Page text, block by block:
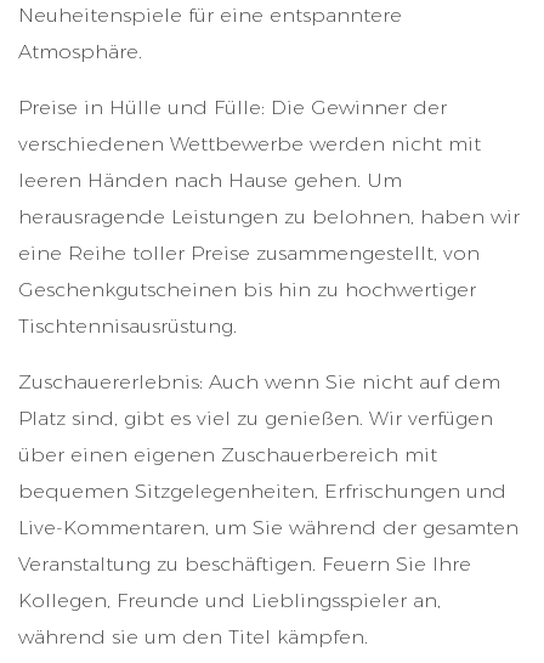
Neuheitenspiele für eine entspanntere
Atmosphäre.
Preise in Hülle und Fülle: Die Gewinner der
verschiedenen Wettbewerbe werden nicht mit
leeren Händen nach Hause gehen. Um
herausragende Leistungen zu belohnen, haben wir
eine Reihe toller Preise zusammengestellt, von
Geschenkgutscheinen bis hin zu hochwertiger
Tischtennisausrüstung.
Zuschauererlebnis: Auch wenn Sie nicht auf dem
Platz sind, gibt es viel zu genießen. Wir verfügen
über einen eigenen Zuschauerbereich mit
bequemen Sitzgelegenheiten, Erfrischungen und
Live-Kommentaren, um Sie während der gesamten
Veranstaltung zu beschäftigen. Feuern Sie Ihre
Kollegen, Freunde und Lieblingsspieler an,
während sie um den Titel kämpfen.